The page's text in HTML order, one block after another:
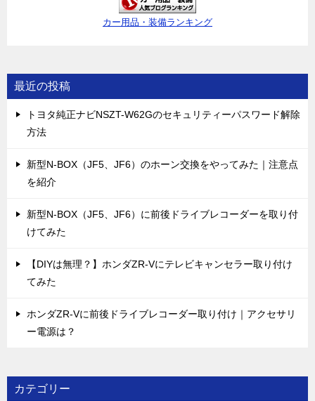
カー用品・装備ランキング
最近の投稿
トヨタ純正ナビNSZT-W62Gのセキュリティーパスワード解除
方法
新型N-BOX（JF5、JF6）のホーン交換をやってみた｜注意点
を紹介
新型N-BOX（JF5、JF6）に前後ドライブレコーダーを取り付
けてみた
【DIYは無理？】ホンダZR-Vにテレビキャンセラー取り付け
てみた
ホンダZR-Vに前後ドライブレコーダー取り付け｜アクセサリ
ー電源は？
カテゴリー